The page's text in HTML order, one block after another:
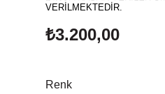
VERİLMEKTEDİR.
₺3.200,00
Renk